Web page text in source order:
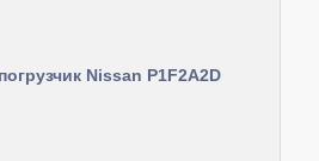
Nissan P1F2A2D